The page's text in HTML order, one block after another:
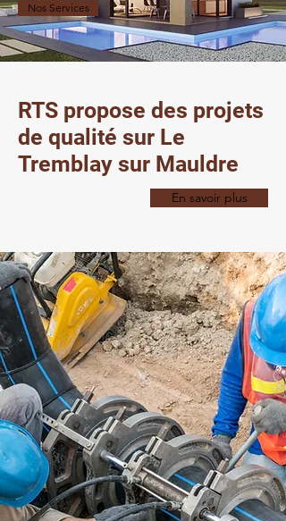
Nos Services
RTS propose des projets
de qualité sur Le
Tremblay sur Mauldre
En savoir plus